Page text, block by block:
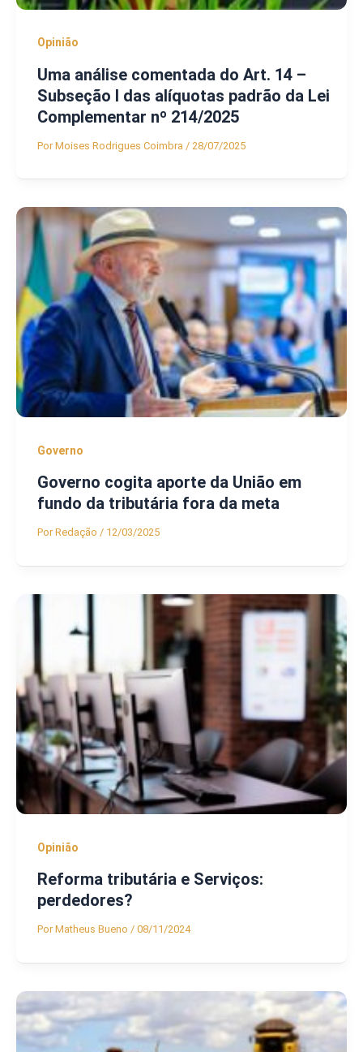
Opinião
Uma análise comentada do Art. 14 –
Subseção I das alíquotas padrão da Lei
Complementar nº 214/2025
PorMoises Rodrigues Coimbra / 28/07/2025
Governo
Governo cogita aporte da União em
fundo da tributária fora da meta
PorRedação / 12/03/2025
Opinião
Reforma tributária e Serviços:
perdedores?
PorMatheus Bueno / 08/11/2024